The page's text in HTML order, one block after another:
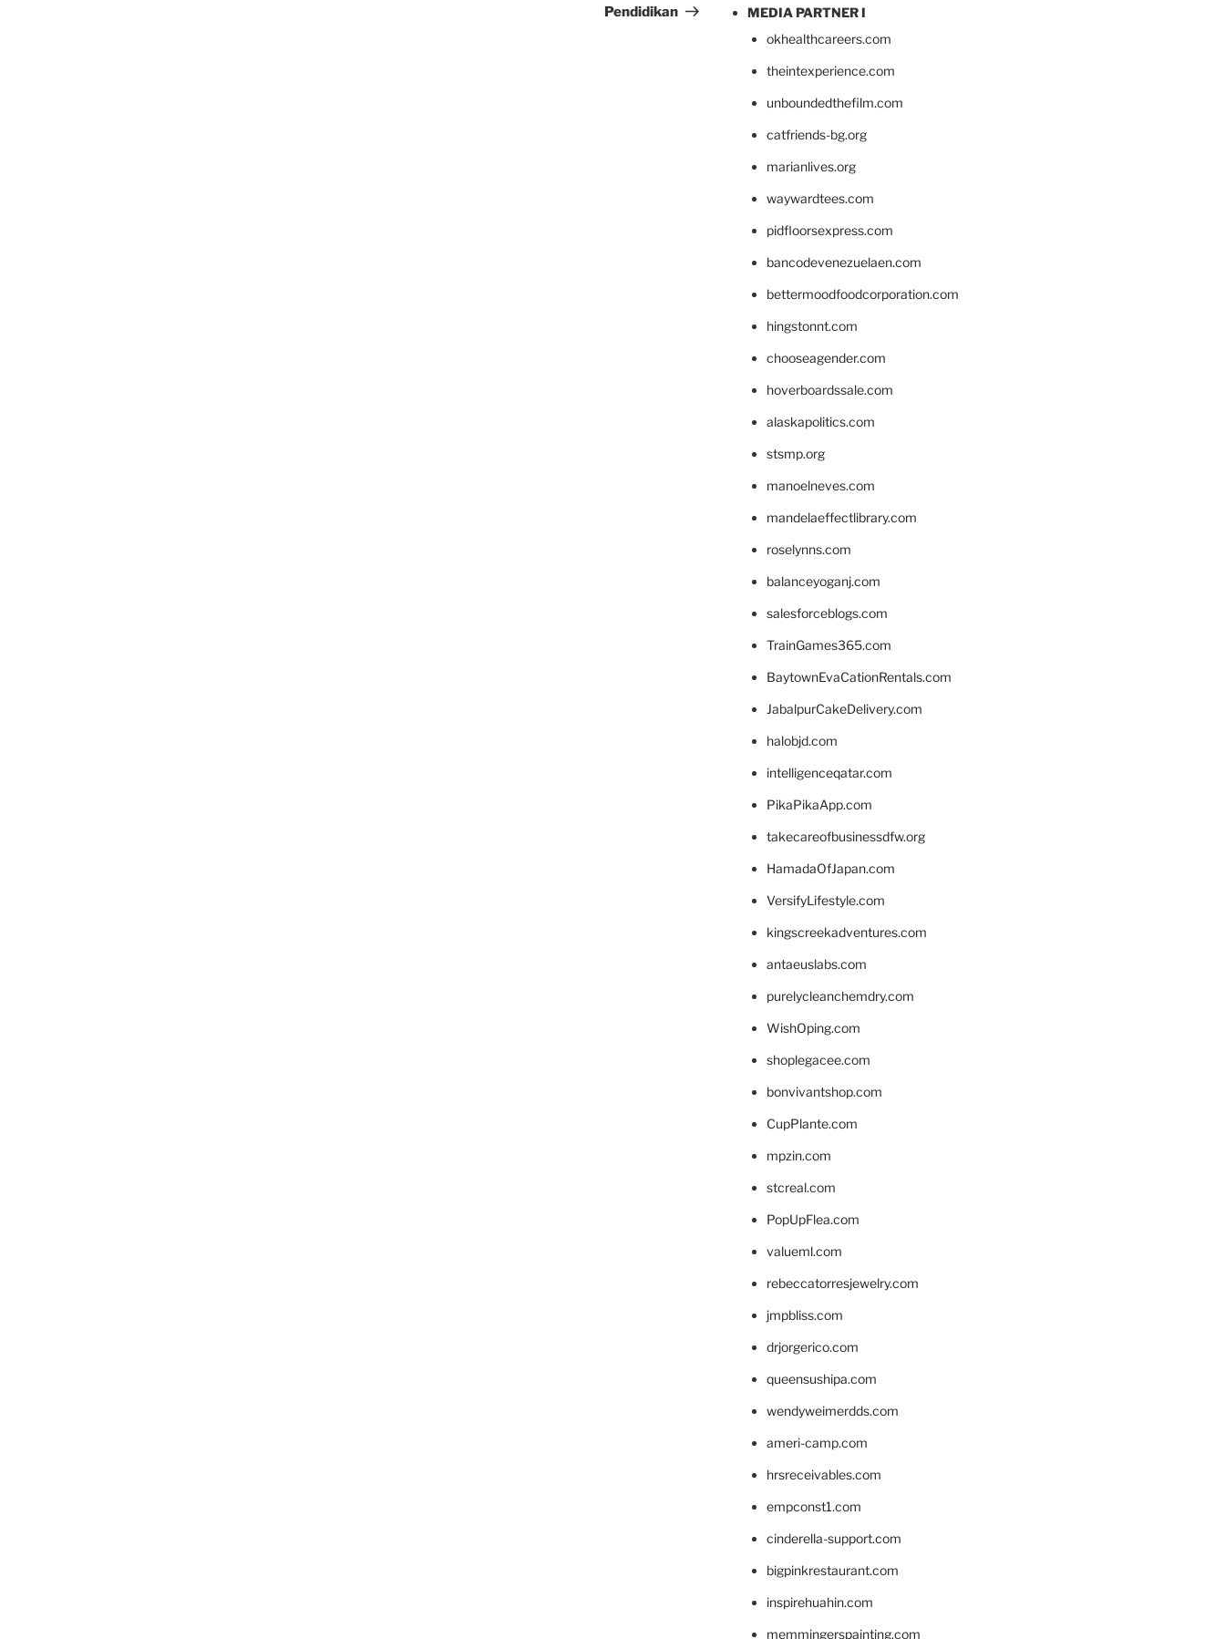
Pendidikan
MEDIA PARTNER I
okhealthcareers.com
theintexperience.com
unboundedthefilm.com
catfriends-bg.org
marianlives.org
waywardtees.com
pidfloorsexpress.com
bancodevenezuelaen.com
bettermoodfoodcorporation.com
hingstonnt.com
chooseagender.com
hoverboardssale.com
alaskapolitics.com
stsmp.org
manoelneves.com
mandelaeffectlibrary.com
roselynns.com
balanceyoganj.com
salesforceblogs.com
TrainGames365.com
BaytownEvaCationRentals.com
JabalpurCakeDelivery.com
halobjd.com
intelligenceqatar.com
PikaPikaApp.com
takecareofbusinessdfw.org
HamadaOfJapan.com
VersifyLifestyle.com
kingscreekadventures.com
antaeuslabs.com
purelycleanchemdry.com
WishOping.com
shoplegacee.com
bonvivantshop.com
CupPlante.com
mpzin.com
stcreal.com
PopUpFlea.com
valueml.com
rebeccatorresjewelry.com
jmpbliss.com
drjorgerico.com
queensushipa.com
wendyweimerdds.com
ameri-camp.com
hrsreceivables.com
empconst1.com
cinderella-support.com
bigpinkrestaurant.com
inspirehuahin.com
memmingerspainting.com